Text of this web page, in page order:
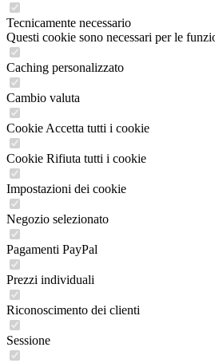
Tecnicamente necessario
Questi cookie sono necessari per le
Caching personalizzato
Cambio valuta
Cookie Accetta tutti i cookie
Cookie Rifiuta tutti i cookie
Impostazioni dei cookie
Negozio selezionato
Pagamenti PayPal
Prezzi individuali
Riconoscimento dei clienti
Sessione